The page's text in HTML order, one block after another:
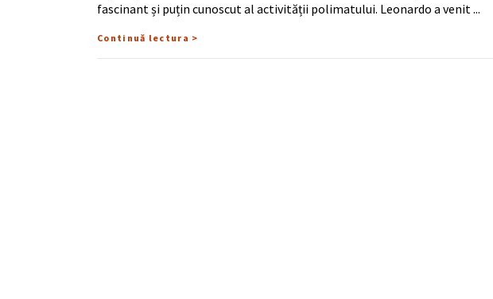
fascinant și puțin cunoscut al activității polimatului. Leonardo a venit
Continuă lectura >